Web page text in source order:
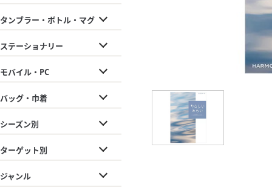
タンブラー・ボトル・マグ
ステーショナリー
モバイル・PC
バッグ・巾着
シーズン別
ターゲット別
ジャンル